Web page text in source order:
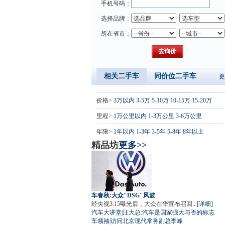
手机号码：
选择品牌：
所在省市：
相关二手车 同价位二手车
价格> 3万以内 3-5万 5-10万 10-15万 15-20万
里程> 1万公里以内 1-3万公里 3-6万公里
年限> 1年以内 1-3年 3-5年 5-8年 8年以上
精品坊更多>>
车春秋:大众"DSG"风波
经央视3.15曝光后，大众在华宣布召回... [详细]
汽车大讲堂|汪大总:汽车是国家强大与否的标志
车领袖|访问北京现代常务副总李峰